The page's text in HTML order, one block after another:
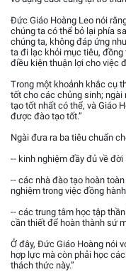
Đức Giáo Hoàng Leo nói
chúng ta có thể bỏ lại phía
chúng ta, không đáp ứng
ta đi lạc khỏi mục tiêu,
điều kiện thuận lợi cho việc
Trong một khoảnh khắc cụ
tốt cho các chủng sinh; ngài
tạo tốt nhất có thể, và Giáo
được đào tạo tốt.”
Ngài đưa ra ba tiêu chuẩn
-- kinh nghiệm đầy đủ về đời
-- các nhà đào tạo hoàn
nghiệm trong việc đồng
-- các trung tâm học tập
cần thiết để hoàn thành sứ
Ở đây, Đức Giáo Hoàng nói
hợp lực mà còn phải học
thách thức này.”